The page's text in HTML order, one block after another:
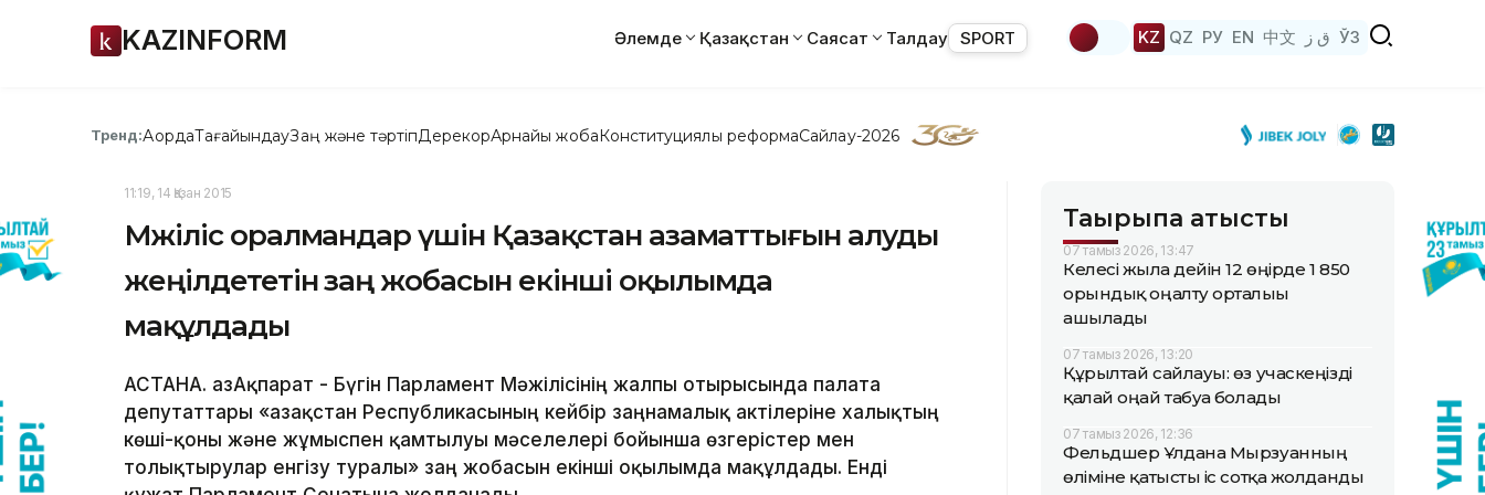
KAZINFORM Әлемде Қазақстан Саясат Талдау SPORT KZ QZ РУ EN 中文 ق ز ЎЗ
Тренд:АқордаТағайындауЗаң және тәртіпДерекқорАрнайы жобаКонституциялық реформаСайлау-2026
11:19, 14 Қазан 2015
Мәжіліс оралмандар үшін Қазақстан азаматтығын алуды
жеңілдететін заң жобасын екінші оқылымда
мақұлдады
АСТАНА. ҚазАқпарат - Бүгін Парламент Мәжілісінің жалпы отырысында палата
депутаттары «Қазақстан Республикасының кейбір заңнамалық актілеріне халықтың
көші-қоны және жұмыспен қамтылуы мәселелері бойынша өзгерістер мен
толықтырулар енгізу туралы» заң жобасын екінші оқылымда мақұлдады. Енді
Тақырыпқа қатысты
07 тамыз 2026, 13:47
Келесі жылға дейін 12 өңірде 1 850
орындық оңалту орталығы
ашылады
07 тамыз 2026, 13:20
Құрылтай сайлауы: өз учаскеңізді
қалай оңай табуға болады
07 тамыз 2026, 12:36
Фельдшер Ұлдана Мырзуанның
өліміне қатысты іс сотқа жолданды